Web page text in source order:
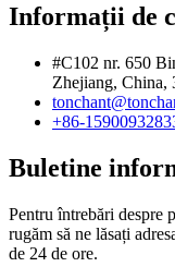
Informații de
#C102 nr. 650
Zhejiang, China,
+86-
Buletine
Pentru întrebări despre
rugăm să ne lăsați
de 24 de ore.